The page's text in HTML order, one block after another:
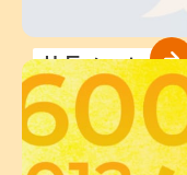
社長メッセージ